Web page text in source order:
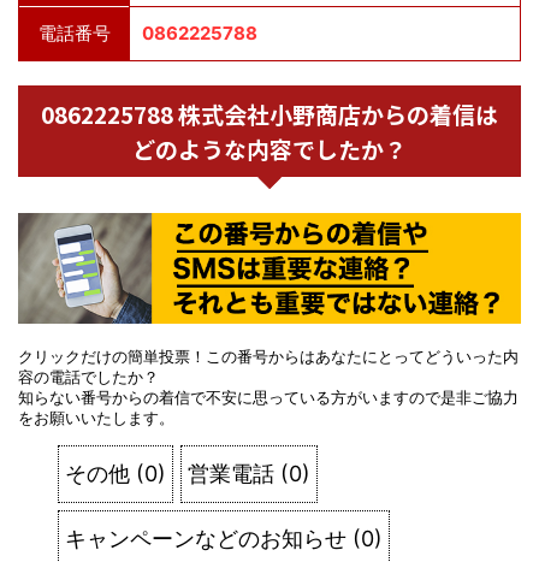
電話番号 0862225788
0862225788 株式会社小野商店からの着信は
どのような内容でしたか？
クリックだけの簡単投票！この番号からはあなたにとってどういった内
容の電話でしたか？
知らない番号からの着信で不安に思っている方がいますので是非ご協力
をお願いいたします。
その他 (0) 営業電話 (0)
キャンペーンなどのお知らせ (0)